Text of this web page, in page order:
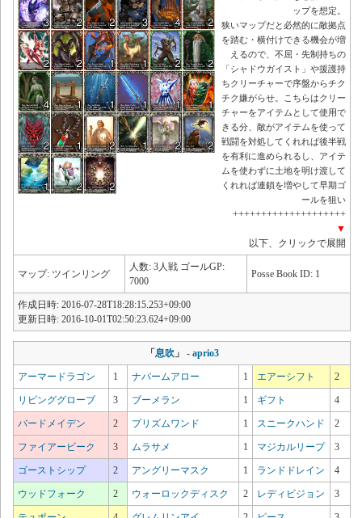
ップを想定。
狭いマップだと必然的に敵拠点
を踏む・横付けできる機会が増
えるので、不屈・先制持ちの
「シャドウガイスト」や援護持
ちクリーチャーで序盤からチク
チク嫌がらせ。こちらはクリー
チャーをアイテムとして使用で
きる分、敵がアイテムを使って
戦闘を対処してくれれば後半戦
を有利に進められるし、アイテ
ムを使わずに土地を明け渡して
くれれば連鎖を増やして早期ゴ
ールを狙い
++++++++++++++++++++
▼
以下、クリックで展開
マップ: ツインリング
人数: 3人戦 ゴールGP:
7000
Posse Book ID: 1
作成日時: 2016-07-28T18:28:15.253+09:00
更新日時: 2016-10-01T02:50:23.624+09:00
「息吹」 - aprio3
アーマードラゴン 1 ナパームアロー 1 エアーシフト 2
リビンググローブ 3 ブーメラン 1 ギフト 4
バードメイデン 2 プリズムワンド 1 スニークハンド 2
ファイアービーク 3 ムラサメ 1 マジカルリープ 3
ゴーストシップ 2 アングリーマスク 1 ランドドレイン 4
ウッドフォーク 2 ウォーロックディスク 2 レディビジョン 3